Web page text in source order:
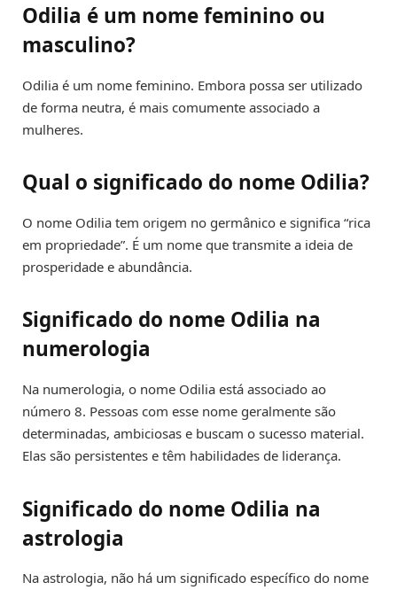
Odilia é um nome feminino ou
masculino?
Odilia é um nome feminino. Embora possa ser utilizado
de forma neutra, é mais comumente associado a
mulheres.
Qual o significado do nome Odilia?
O nome Odilia tem origem no germânico e significa “rica
em propriedade”. É um nome que transmite a ideia de
prosperidade e abundância.
Significado do nome Odilia na
numerologia
Na numerologia, o nome Odilia está associado ao
número 8. Pessoas com esse nome geralmente são
determinadas, ambiciosas e buscam o sucesso material.
Elas são persistentes e têm habilidades de liderança.
Significado do nome Odilia na
astrologia
Na astrologia, não há um significado específico do nome